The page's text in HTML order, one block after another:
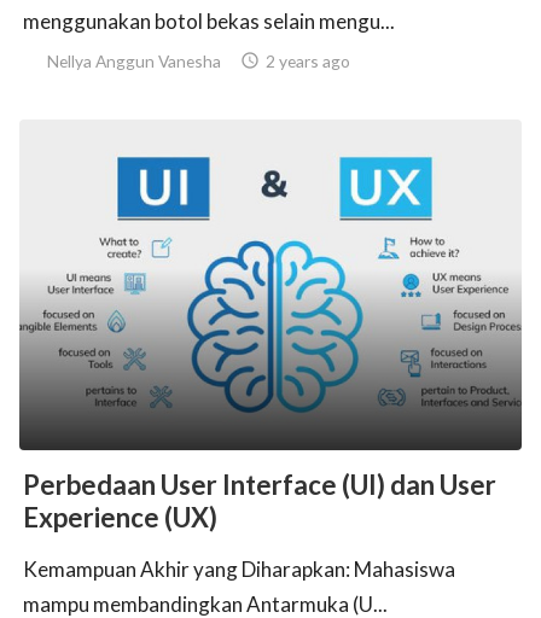
menggunakan botol bekas selain mengu...
Nellya Anggun Vanesha  2 years ago
Perbedaan User Interface (UI) dan User
Experience (UX)
Kemampuan Akhir yang Diharapkan: Mahasiswa
mampu membandingkan Antarmuka (U...